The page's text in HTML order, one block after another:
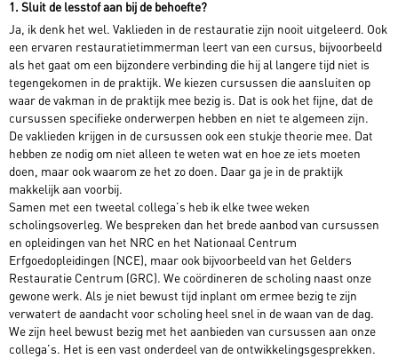
1. Sluit de lesstof aan bij de behoefte?
Ja, ik denk het wel. Vaklieden in de restauratie zijn nooit uitgeleerd. Ook
een ervaren restauratietimmerman leert van een cursus, bijvoorbeeld
als het gaat om een bijzondere verbinding die hij al langere tijd niet is
tegengekomen in de praktijk. We kiezen cursussen die aansluiten op
waar de vakman in de praktijk mee bezig is. Dat is ook het fijne, dat de
cursussen specifieke onderwerpen hebben en niet te algemeen zijn.
De vaklieden krijgen in de cursussen ook een stukje theorie mee. Dat
hebben ze nodig om niet alleen te weten wat en hoe ze iets moeten
doen, maar ook waarom ze het zo doen. Daar ga je in de praktijk
makkelijk aan voorbij.
Samen met een tweetal collega’s heb ik elke twee weken
scholingsoverleg. We bespreken dan het brede aanbod van cursussen
en opleidingen van het NRC en het Nationaal Centrum
Erfgoedopleidingen (NCE), maar ook bijvoorbeeld van het Gelders
Restauratie Centrum (GRC). We coördineren de scholing naast onze
gewone werk. Als je niet bewust tijd inplant om ermee bezig te zijn
verwatert de aandacht voor scholing heel snel in de waan van de dag.
We zijn heel bewust bezig met het aanbieden van cursussen aan onze
collega’s. Het is een vast onderdeel van de ontwikkelingsgesprekken.